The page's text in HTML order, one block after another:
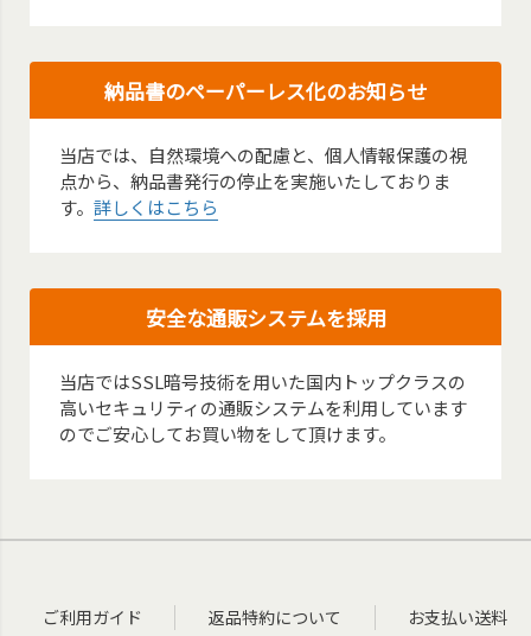
納品書のペーパーレス化のお知らせ
当店では、自然環境への配慮と、個人情報保護の視
点から、納品書発行の停止を実施いたしておりま
す。詳しくはこちら
安全な通販システムを採用
当店ではSSL暗号技術を用いた国内トップクラスの
高いセキュリティの通販システムを利用しています
のでご安心してお買い物をして頂けます。
ご利用ガイド 返品特約について お支払い送料